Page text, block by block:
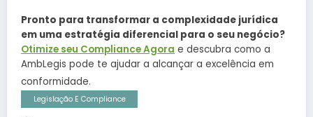
Pronto para transformar a complexidade jurídica
em uma estratégia diferencial para o seu negócio?
Otimize seu Compliance Agora e descubra como a
AmbLegis pode te ajudar a alcançar a excelência em
conformidade.
Legislação E Compliance